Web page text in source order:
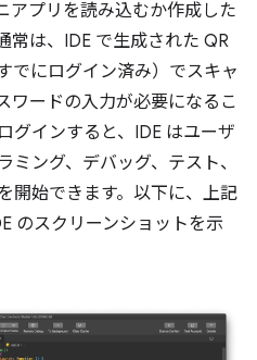
アプリを読み込むか作成した
常は、IDE で生成された QR
でにログイン済み）でスキャ
ワードの入力が必要になるこ
グインすると、IDE はユーザ
ング、デバッグ、テスト、
開始できます。以下に、上記
のスクリーンショットを示